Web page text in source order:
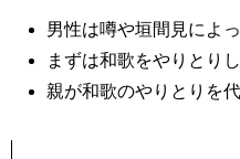
男性は噂や垣間見によ
まずは和歌をやりとり
親が和歌のやりとりを